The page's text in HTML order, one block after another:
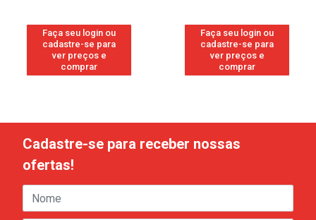
Faça seu login ou
cadastre-se para
ver preços e
comprar
Faça seu login ou
cadastre-se para
ver preços e
comprar
Cadastre-se para receber nossas
ofertas!